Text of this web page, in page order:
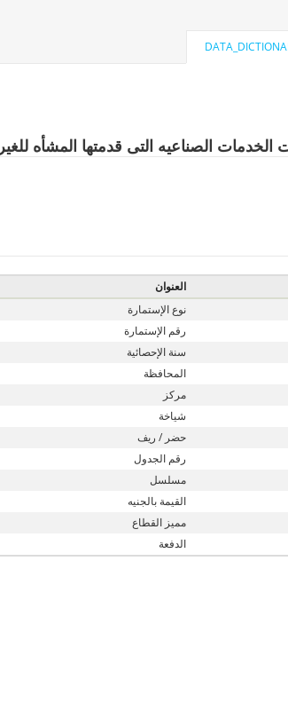
الخدمات الصناعيه التى قدمتها المشأه
العنوان
نوع الإستمارة
رقم الإستمارة
سنة الإحصائية
المحافظة
مركز
شياخة
حضر / ريف
رقم الجدول
مسلسل
القيمة بالجنيه
مميز القطاع
الدفعة